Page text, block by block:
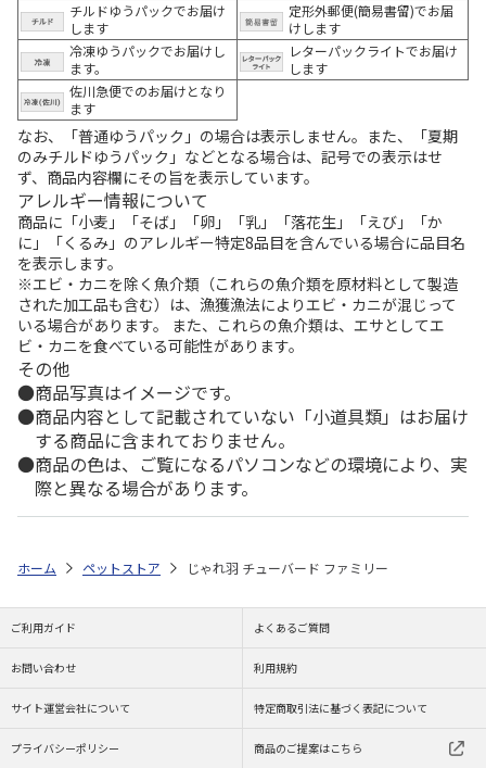
チルドゆうパックでお届け
します
定形外郵便(簡易書留)でお届
けします
冷凍ゆうパックでお届けし
ます。
レターパックライトでお届け
します
佐川急便でのお届けとなり
ます
なお、「普通ゆうパック」の場合は表示しません。また、「夏期
のみチルドゆうパック」などとなる場合は、記号での表示はせ
ず、商品内容欄にその旨を表示しています。
アレルギー情報について
商品に「小麦」「そば」「卵」「乳」「落花生」「えび」「か
に」「くるみ」のアレルギー特定8品目を含んでいる場合に品目名
を表示します。
※エビ・カニを除く魚介類（これらの魚介類を原材料として製造
された加工品も含む）は、漁獲漁法によりエビ・カニが混じって
いる場合があります。 また、これらの魚介類は、エサとしてエ
ビ・カニを食べている可能性があります。
その他
商品写真はイメージです。
商品内容として記載されていない「小道具類」はお届け
する商品に含まれておりません。
商品の色は、ご覧になるパソコンなどの環境により、実
際と異なる場合があります。
ホーム ペットストア じゃれ羽 チューバード ファミリー
ご利用ガイド よくあるご質問
お問い合わせ 利用規約
サイト運営会社について 特定商取引法に基づく表記について
プライバシーポリシー 商品のご提案はこちら